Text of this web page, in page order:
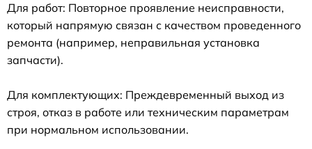
Для работ: Повторное проявление неисправности,
который напрямую связан с качеством проведенного
ремонта (например, неправильная установка
запчасти).
Для комплектующих: Преждевременный выход из
строя, отказ в работе или техническим параметрам
при нормальном использовании.